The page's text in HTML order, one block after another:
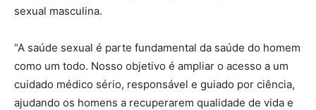
sexual masculina.
“A saúde sexual é parte fundamental da saúde do homem
como um todo. Nosso objetivo é ampliar o acesso a um
cuidado médico sério, responsável e guiado por ciência,
ajudando os homens a recuperarem qualidade de vida e